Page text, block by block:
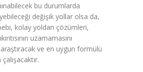
bu durumlarda
değişik yollar olsa da,
kolay yoldan çözümleri,
uzamamasını
ve en uygun formülü